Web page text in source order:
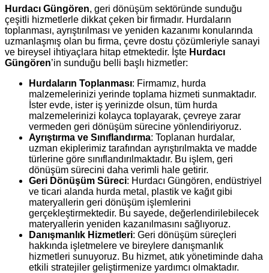
Hurdacı Güngören, geri dönüşüm sektöründe sunduğu
çeşitli hizmetlerle dikkat çeken bir firmadır. Hurdaların
toplanması, ayrıştırılması ve yeniden kazanımı konularında
uzmanlaşmış olan bu firma, çevre dostu çözümleriyle sanayi
ve bireysel ihtiyaçlara hitap etmektedir. İşte Hurdacı
Güngören’in sunduğu belli başlı hizmetler:
Hurdaların Toplanması: Firmamız, hurda
malzemelerinizi yerinde toplama hizmeti sunmaktadır.
İster evde, ister iş yerinizde olsun, tüm hurda
malzemelerinizi kolayca toplayarak, çevreye zarar
vermeden geri dönüşüm sürecine yönlendiriyoruz.
Ayrıştırma ve Sınıflandırma: Toplanan hurdalar,
uzman ekiplerimiz tarafından ayrıştırılmakta ve madde
türlerine göre sınıflandırılmaktadır. Bu işlem, geri
dönüşüm sürecini daha verimli hale getirir.
Geri Dönüşüm Süreci: Hurdacı Güngören, endüstriyel
ve ticari alanda hurda metal, plastik ve kağıt gibi
materyallerin geri dönüşüm işlemlerini
gerçekleştirmektedir. Bu sayede, değerlendirilebilecek
materyallerin yeniden kazanılmasını sağlıyoruz.
Danışmanlık Hizmetleri: Geri dönüşüm süreçleri
hakkında işletmelere ve bireylere danışmanlık
hizmetleri sunuyoruz. Bu hizmet, atık yönetiminde daha
etkili stratejiler geliştirmenize yardımcı olmaktadır.